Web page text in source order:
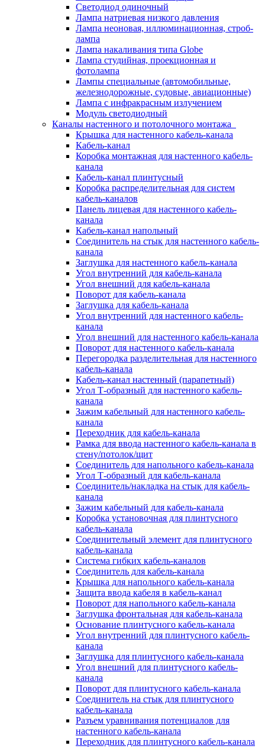
Светодиод одиночный
Лампа натриевая низкого давления
Лампа неоновая, иллюминационная, строб-
лампа
Лампа накаливания типа Globe
Лампа студийная, проекционная и
фотолампа
Лампы специальные (автомобильные,
железнодорожные, судовые, авиационные)
Лампа с инфракрасным излучением
Модуль светодиодный
Каналы настенного и потолочного монтажа
Крышка для настенного кабель-канала
Кабель-канал
Коробка монтажная для настенного кабель-
канала
Кабель-канал плинтусный
Коробка распределительная для систем
кабель-каналов
Панель лицевая для настенного кабель-
канала
Кабель-канал напольный
Соединитель на стык для настенного кабель-
канала
Заглушка для настенного кабель-канала
Угол внутренний для кабель-канала
Угол внешний для кабель-канала
Поворот для кабель-канала
Заглушка для кабель-канала
Угол внутренний для настенного кабель-
канала
Угол внешний для настенного кабель-канала
Поворот для настенного кабель-канала
Перегородка разделительная для настенного
кабель-канала
Кабель-канал настенный (парапетный)
Угол Т-образный для настенного кабель-
канала
Зажим кабельный для настенного кабель-
канала
Переходник для кабель-канала
Рамка для ввода настенного кабель-канала в
стену/потолок/щит
Соединитель для напольного кабель-канала
Угол Т-образный для кабель-канала
Соединитель/накладка на стык для кабель-
канала
Зажим кабельный для кабель-канала
Коробка установочная для плинтусного
кабель-канала
Соединительный элемент для плинтусного
кабель-канала
Система гибких кабель-каналов
Соединитель для кабель-канала
Крышка для напольного кабель-канала
Защита ввода кабеля в кабель-канал
Поворот для напольного кабель-канала
Заглушка фронтальная для кабель-канала
Основание плинтусного кабель-канала
Угол внутренний для плинтусного кабель-
канала
Заглушка для плинтусного кабель-канала
Угол внешний для плинтусного кабель-
канала
Поворот для плинтусного кабель-канала
Соединитель на стык для плинтусного
кабель-канала
Разъем уравнивания потенциалов для
настенного кабель-канала
Переходник для плинтусного кабель-канала